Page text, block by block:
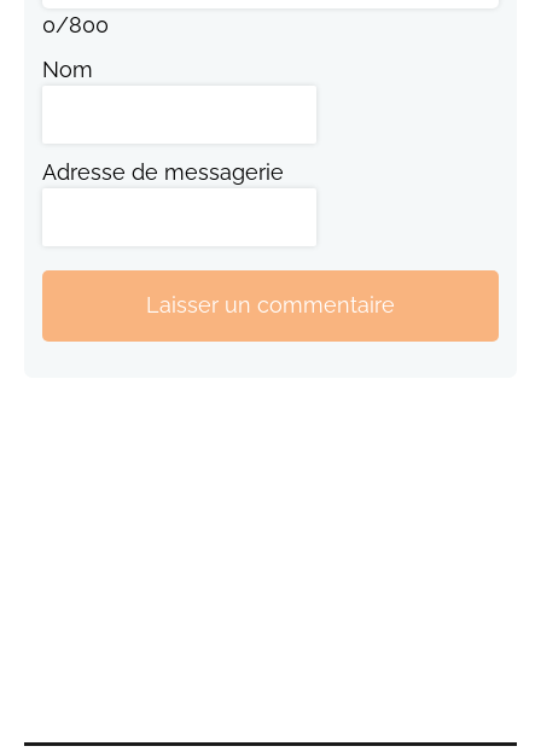
0/800
Nom
Adresse de messagerie
Laisser un commentaire